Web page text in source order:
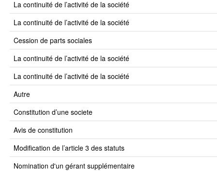
la continuité de l’activité de la société
la continuité de l’activité de la société
cession de parts sociales
la continuité de l’activité de la société
la continuité de l’activité de la société
autre
constitution d’une societe
avis de constitution
modification de l’article 3 des statuts
nomination d'un gérant supplémentaire